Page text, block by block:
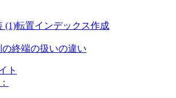
(1)転置インデックス作成
の終端の扱いの違い
ト